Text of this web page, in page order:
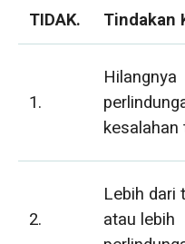
TIDAK. Tindakan
1.
Hilangnya
kesalahan
2.
Lebih dari
atau lebih